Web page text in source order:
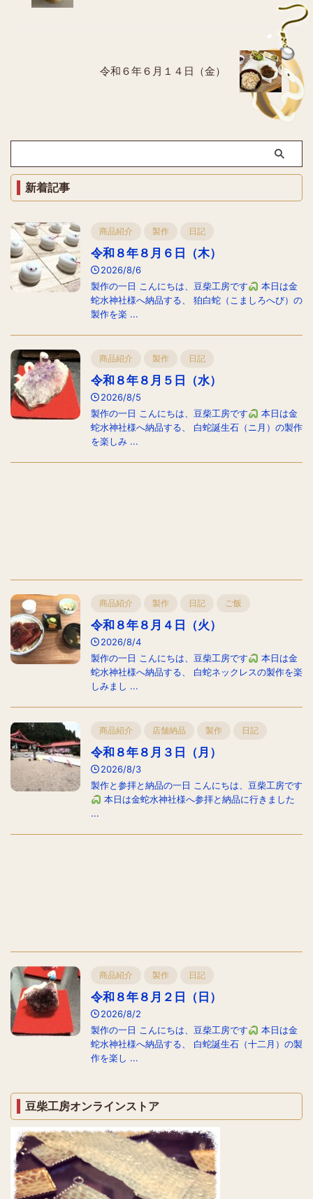
令和６年６月１４日（金）
新着記事
商品紹介 製作 日記
令和８年８月６日（木）
2026/8/6
製作の一日 こんにちは、豆柴工房です
本日は金
蛇水神社様へ納品する、 狛白蛇（こましろへび）の
製作を楽 ...
商品紹介 製作 日記
令和８年８月５日（水）
2026/8/5
製作の一日 こんにちは、豆柴工房です
本日は金
蛇水神社様へ納品する、 白蛇誕生石（ニ月）の製作
を楽しみ ...
商品紹介 製作 日記 ご飯
令和８年８月４日（火）
2026/8/4
製作の一日 こんにちは、豆柴工房です
本日は金
蛇水神社様へ納品する、 白蛇ネックレスの製作を楽
しみまし ...
商品紹介 店舗納品 製作 日記
令和８年８月３日（月）
2026/8/3
製作と参拝と納品の一日 こんにちは、豆柴工房です
本日は金蛇水神社様へ参拝と納品に行きました
...
商品紹介 製作 日記
令和８年８月２日（日）
2026/8/2
製作の一日 こんにちは、豆柴工房です
本日は金
蛇水神社様へ納品する、 白蛇誕生石（十二月）の製
作を楽し ...
豆柴工房オンラインストア